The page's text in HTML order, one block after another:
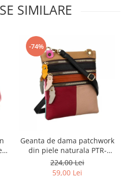
SIMILARE
-74%
Geanta de dama patchwork
din piele naturala PTR-
1718-SKL-6922 MULTI
224,00 Lei
59,00 Lei